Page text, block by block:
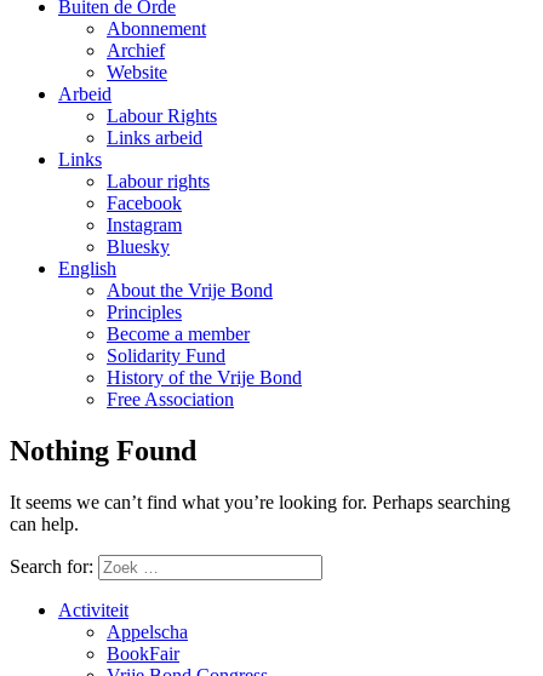
Buiten de Orde
Abonnement
Archief
Website
Arbeid
Labour Rights
Links arbeid
Links
Labour rights
Facebook
Instagram
Bluesky
English
About the Vrije Bond
Principles
Become a member
Solidarity Fund
History of the Vrije Bond
Free Association
Nothing Found
It seems we can’t find what you’re looking for. Perhaps searching
can help.
Search for:
Activiteit
Appelscha
BookFair